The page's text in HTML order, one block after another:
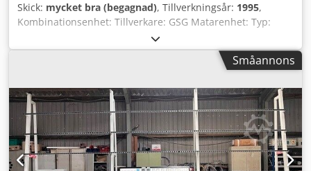
Skick: mycket bra (begagnad), Tillverkningsår: 1995,
Kombinationsenhet: Tillverkare: GSG Matarenhet: Typ:
840.02-027 Kross/avskalare: Typ: 663.02-017 Trådområde:
Ø5,5–16 mm För valstråd med ca 40–60 daN/mm²
hållfasthet Kross- och bockvalsar: Karbidinsatser Justering
växelmotor, n=293 varv/min Anslutningsspänning: 380–420
V 50 Hz Torrbeläggningsenhet: Typ: BSG/T Fyllning:
Kalciumstearat (t.ex. Traxit Typ: D S 51 E)
Stearatförbrukning: ca 350 g per ton tråd Draghastighet:
max. 15 m/s Elektrisk effekt: 2x 0,55 kW växelmotorer
Kassett: 2 platser (levereras med 1x valsblock + 1x kassett)
Småannons